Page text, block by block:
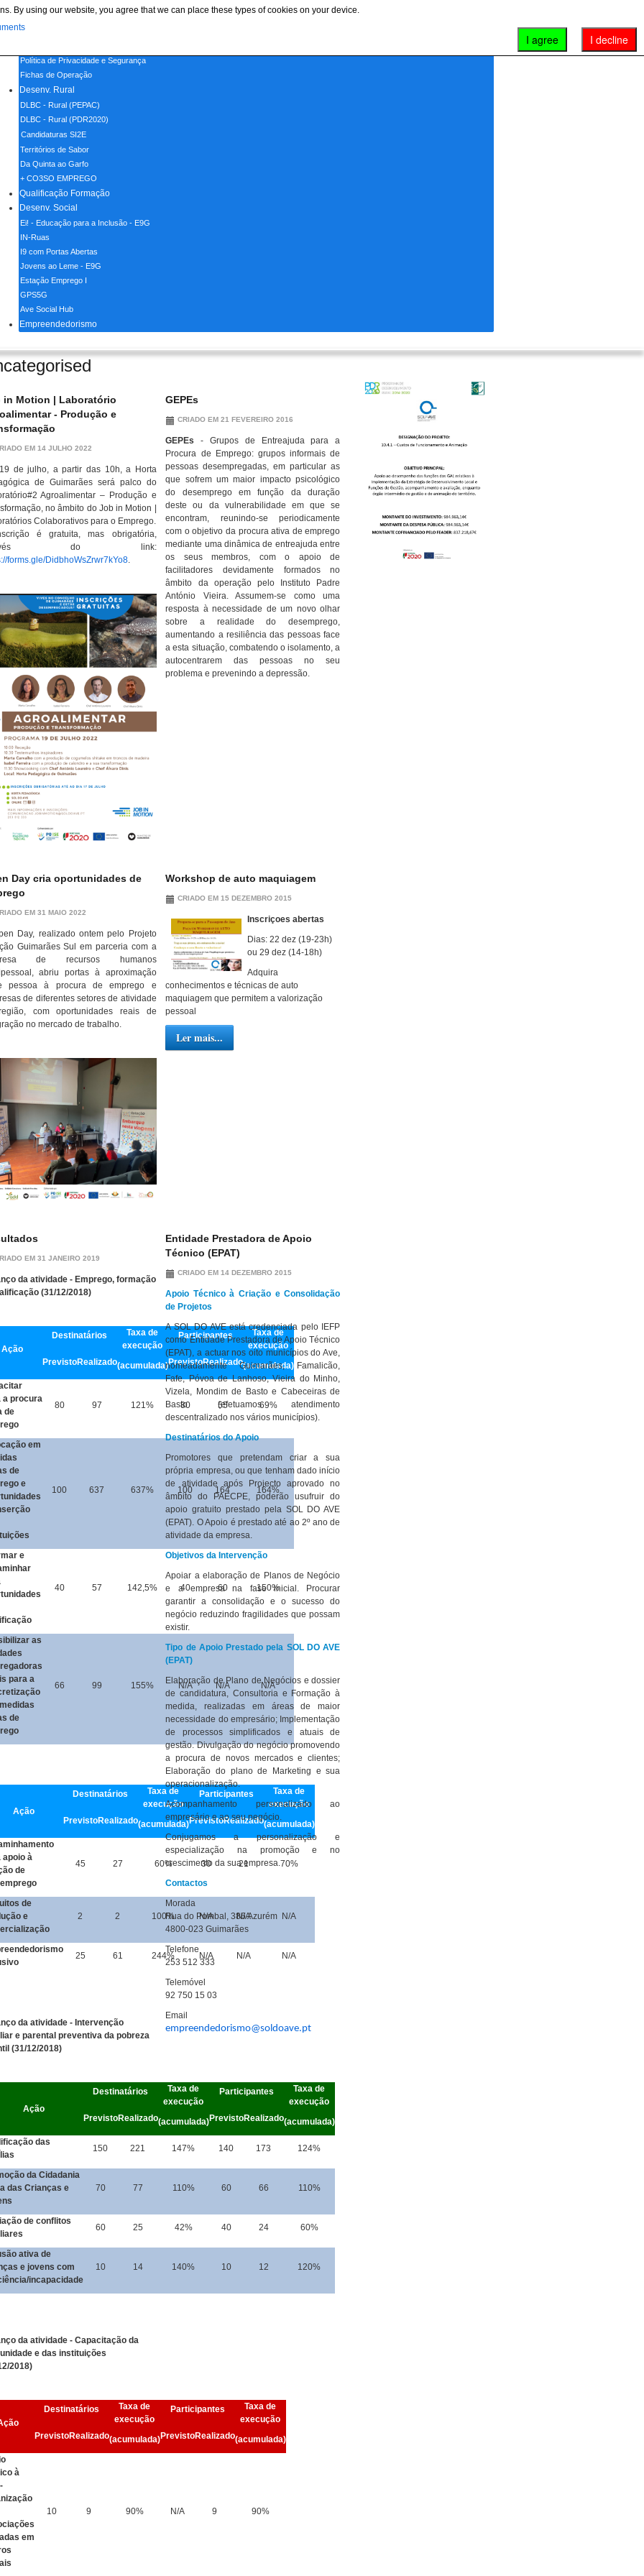
Home
Política de Privacidade e Segurança
Fichas de Operação
Desenv. Rural
DLBC - Rural (PEPAC)
DLBC - Rural (PDR2020)
Candidaturas SI2E
Territórios de Sabor
Da Quinta ao Garfo
+ CO3SO EMPREGO
Qualificação Formação
Desenv. Social
Ei! - Educação para a Inclusão - E9G
IN-Ruas
I9 com Portas Abertas
Jovens ao Leme - E9G
Estação Emprego I
GPS5G
Ave Social Hub
Empreendedorismo
in Motion | Laboratório
- Produção e
EM 14 JULHO 2022
de julho, a partir das 10h, a Horta
de Guimarães será palco do
Agroalimentar – Produção e
no âmbito do Job in Motion |
Colaborativos para o Emprego.
é gratuita, mas obrigatória,
do link:
forms.gle/DidbhoWsZrwr7kYo8.
GEPEs
CRIADO EM 21 FEVEREIRO 2016
GEPEs - Grupos de Entreajuda para a
Procura de Emprego: grupos informais de
pessoas desempregadas, em particular as
que sofrem um maior impacto psicológico
do desemprego em função da duração
deste ou da vulnerabilidade em que se
encontram, reunindo-se periodicamente
com o objetivo da procura ativa de emprego
mediante uma dinâmica de entreajuda entre
os seus membros, com o apoio de
facilitadores devidamente formados no
âmbito da operação pelo Instituto Padre
António Vieira. Assumem-se como uma
resposta à necessidade de um novo olhar
sobre a realidade do desemprego,
aumentando a resiliência das pessoas face
a esta situação, combatendo o isolamento, a
autocentrarem das pessoas no seu
problema e prevenindo a depressão.
Day cria oportunidades de
EM 31 MAIO 2022
Day, realizado ontem pelo Projeto
Guimarães Sul em parceria com a
de recursos humanos
abriu portas à aproximação
pessoa à procura de emprego e
de diferentes setores de atividade
com oportunidades reais de
no mercado de trabalho.
Workshop de auto maquiagem
CRIADO EM 15 DEZEMBRO 2015
Inscriçoes abertas
Dias: 22 dez (19-23h)
ou 29 dez (14-18h)
Adquira
conhecimentos e técnicas de auto
maquiagem que permitem a valorização
pessoal
Ler mais...
EM 31 JANEIRO 2019
da atividade - Emprego, formação
(31/12/2018)
Ação
Destinatários
Taxa de
execução
(acumulada)
Participantes
Taxa de
execução
(acumulada)
PrevistoRealizado PrevistoRealizado
a procura
de
80 97 121% 80 55 69%
em
de
e
100 637 637% 100 164 164%
e
40 57 142,5% 40 60 150%
as
para a
de
66 99 155% N/A N/A N/A
Ação
Destinatários
Taxa de
execução
(acumulada)
Participantes
Taxa de
execução
(acumulada)
PrevistoRealizado PrevistoRealizado
apoio à
de
45 27 60% 30 21 70%
de
e
2 2 100% N/A N/A N/A
25 61 244% N/A N/A N/A
da atividade - Intervenção
e parental preventiva da pobreza
(31/12/2018)
Ação
Destinatários
Taxa de
execução
(acumulada)
Participantes
Taxa de
execução
(acumulada)
PrevistoRealizado PrevistoRealizado
das
150 221 147% 140 173 124%
da Cidadania
das Crianças e
70 77 110% 60 66 110%
de conflitos
60 25 42% 40 24 60%
ativa de
e jovens com
incapacidade
10 14 140% 10 12 120%
da atividade - Capacitação da
e das instituições
2018)
Destinatários
Taxa de
execução
(acumulada)
Participantes
Taxa de
execução
(acumulada)
PrevistoRealizado PrevistoRealizado
à
em
10 9 90% N/A 9 90%
Entidade Prestadora de Apoio
Técnico (EPAT)
CRIADO EM 14 DEZEMBRO 2015
Apoio Técnico à Criação e Consolidação
de Projetos
A SOL DO AVE está credenciada pelo IEFP
como Entidade Prestadora de Apoio Técnico
(EPAT), a actuar nos oito municípios do Ave,
nomeadamente Guimarães, Famalicão,
Fafe, Póvoa de Lanhoso, Vieira do Minho,
Vizela, Mondim de Basto e Cabeceiras de
Basto (efetuamos atendimento
descentralizado nos vários municípios).
Destinatários do Apoio
Promotores que pretendam criar a sua
própria empresa, ou que tenham dado início
de atividade após Projecto aprovado no
âmbito do PAECPE, poderão usufruir do
apoio gratuito prestado pela SOL DO AVE
(EPAT). O Apoio é prestado até ao 2º ano de
atividade da empresa.
Objetivos da Intervenção
Apoiar a elaboração de Planos de Negócio
e a empresa na fase inicial. Procurar
garantir a consolidação e o sucesso do
negócio reduzindo fragilidades que possam
existir.
Tipo de Apoio Prestado pela SOL DO AVE
(EPAT)
Elaboração de Plano de Negócios e dossier
de candidatura, Consultoria e Formação à
medida, realizadas em áreas de maior
necessidade do empresário; Implementação
de processos simplificados e atuais de
gestão. Divulgação do negócio promovendo
a procura de novos mercados e clientes;
Elaboração do plano de Marketing e sua
operacionalização.
Acompanhamento personalizado ao
empresário e ao seu negócio.
Conjugamos a personalização e
especialização na promoção e no
crescimento da sua empresa.
Contactos
Morada
Rua do Pombal, 386 Azurém
4800-023 Guimarães
Telefone
253 512 333
Telemóvel
92 750 15 03
Email
empreendedorismo@soldoave.pt
By using our website, you agree that we can place these types of cookies on your device.
I decline
I agree